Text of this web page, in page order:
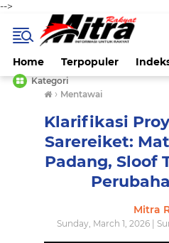
-->
Home Terpopuler
Kategori
› Mentawai
Klarifikasi
Sarereiket:
Padang, Sloof
Mitra
Sunday, March 1, 2026 |